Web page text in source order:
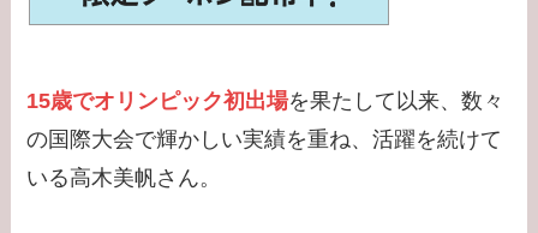
ード！新通訳アイアト
【学歴】河合郁人の出
15歳でオリンピック初出場を果たして以来、数々
の国際大会で輝かしい実績を重ね、活躍を続けて
いる高木美帆さん。